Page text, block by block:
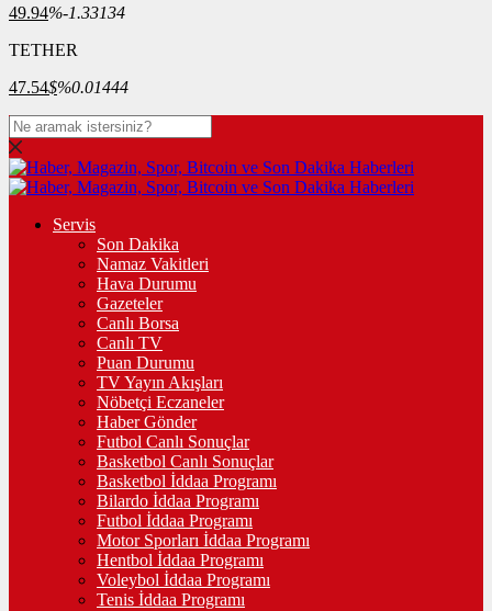
49.94%-1.33134
TETHER
47.54$%0.01444
Servis
Son Dakika
Namaz Vakitleri
Hava Durumu
Gazeteler
Canlı Borsa
Canlı TV
Puan Durumu
TV Yayın Akışları
Nöbetçi Eczaneler
Haber Gönder
Futbol Canlı Sonuçlar
Basketbol Canlı Sonuçlar
Basketbol İddaa Programı
Bilardo İddaa Programı
Futbol İddaa Programı
Motor Sporları İddaa Programı
Hentbol İddaa Programı
Voleybol İddaa Programı
Tenis İddaa Programı